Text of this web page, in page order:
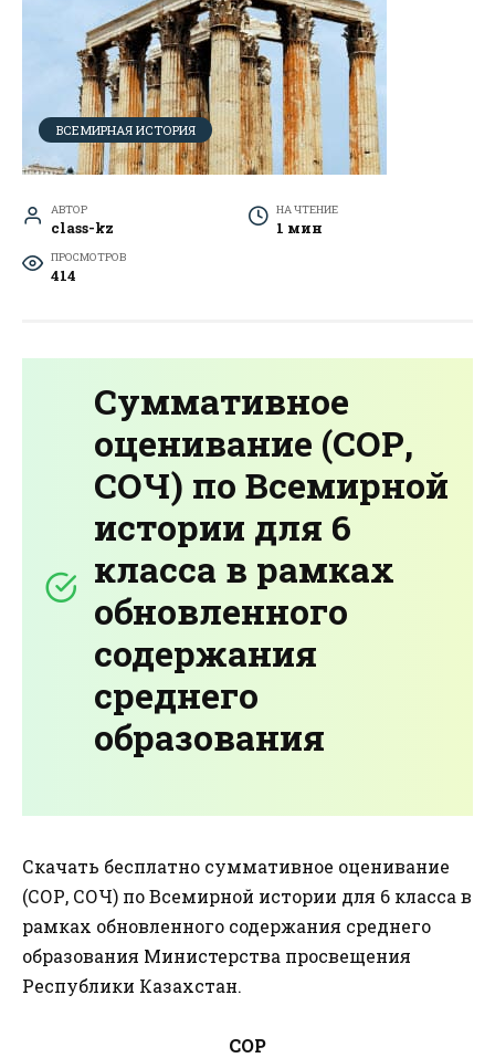
ВСЕМИРНАЯ ИСТОРИЯ
АВТОР
class-kz
НА ЧТЕНИЕ
1 мин
ПРОСМОТРОВ
414
Суммативное
оценивание (СОР,
СОЧ) по Всемирной
истории для 6
класса в рамках
обновленного
содержания
среднего
образования
Скачать бесплатно суммативное оценивание
(СОР, СОЧ) по Всемирной истории для 6 класса в
рамках обновленного содержания среднего
образования Министерства просвещения
Республики Казахстан.
СОР